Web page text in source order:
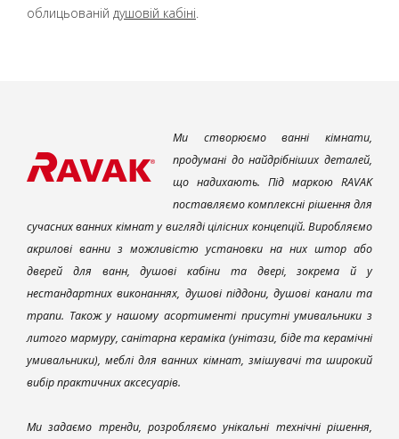
облицьованій душовій кабіні.
Ми створюємо ванні кімнати,
продумані до найдрібніших деталей,
що надихають. Під маркою RAVAK
поставляємо комплексні рішення для
сучасних ванних кімнат у вигляді цілісних концепцій. Виробляємо
акрилові ванни з можливістю установки на них штор або
дверей для ванн, душові кабіни та двері, зокрема й у
нестандартних виконаннях, душові піддони, душові канали та
трапи. Також у нашому асортименті присутні умивальники з
литого мармуру, санітарна кераміка (унітази, біде та керамічні
умивальники), меблі для ванних кімнат, змішувачі та широкий
вибір практичних аксесуарів.
Ми задаємо тренди, розробляємо унікальні технічні рішення,